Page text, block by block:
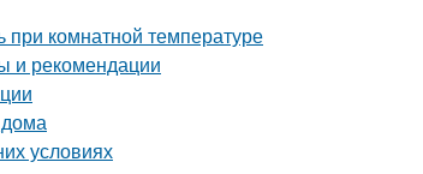
при комнатной температуре
и рекомендации
условиях